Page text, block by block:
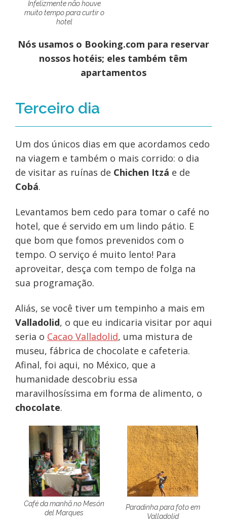
Infelizmente não houve
muito tempo para curtir o
hotel
Nós usamos o Booking.com para reservar
nossos hotéis; eles também têm
apartamentos
Terceiro dia
Um dos únicos dias em que acordamos cedo
na viagem e também o mais corrido: o dia
de visitar as ruínas de Chichen Itzá e de
Cobá.
Levantamos bem cedo para tomar o café no
hotel, que é servido em um lindo pátio. E
que bom que fomos prevenidos com o
tempo. O serviço é muito lento! Para
aproveitar, desça com tempo de folga na
sua programação.
Aliás, se você tiver um tempinho a mais em
Valladolid, o que eu indicaria visitar por aqui
seria o Cacao Valladolid, uma mistura de
museu, fábrica de chocolate e cafeteria.
Afinal, foi aqui, no México, que a
humanidade descobriu essa
maravilhosíssima em forma de alimento, o
chocolate.
Café da manhã no Mesón
del Marques
Paradinha para foto em
Valladolid